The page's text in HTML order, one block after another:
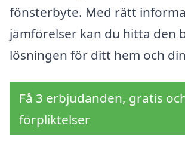
fönsterbyte. Med rätt
jämförelser kan du hitta den
lösningen för ditt hem och
Få 3 erbjudanden, gratis
förpliktelser